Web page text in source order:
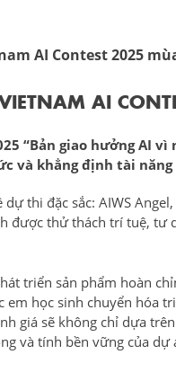
AI Contest 2025
AI
“Bản giao hưởng AI
và khẳng định tài
thi đặc sắc: AIWS Angel,
được thử thách trí tuệ, tư
triển sản phẩm hoàn
học sinh chuyển hóa
giá sẽ không chỉ dựa
và tính bền vững của dự